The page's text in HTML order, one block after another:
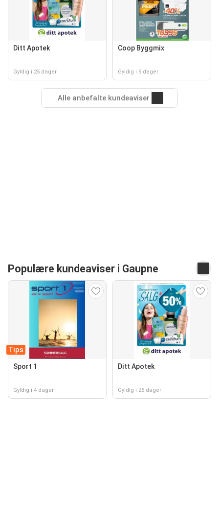
Ditt Apotek
Gyldig i 25 dager
Coop Byggmix
Gyldig i 9 dager
Alle anbefalte kundeaviser
Populære kundeaviser i Gaupne
Tips
Sport 1
Gyldig i 4 dager
Ditt Apotek
Gyldig i 25 dager